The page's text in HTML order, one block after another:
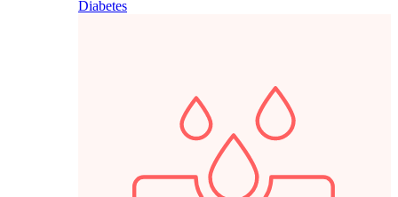
Diabetes